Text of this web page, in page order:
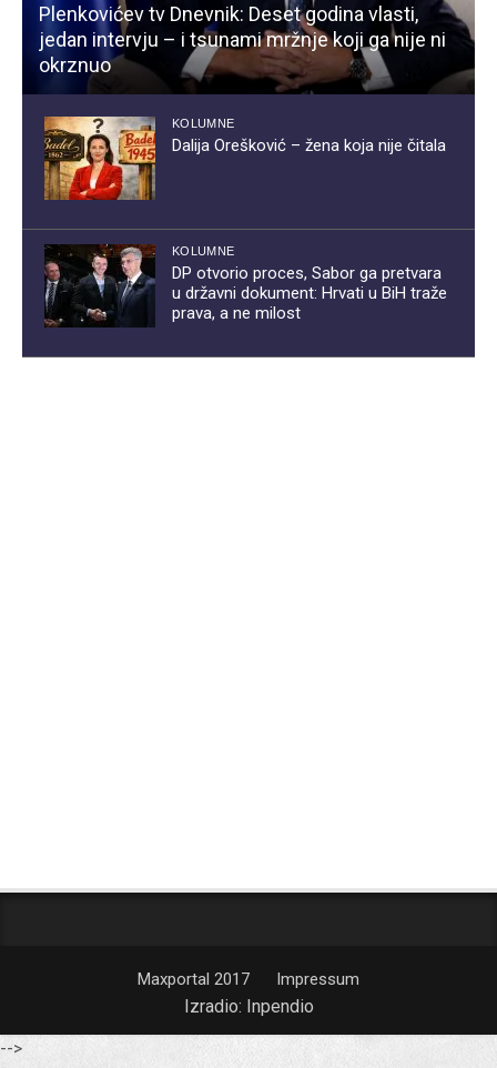
Plenkovićev tv Dnevnik: Deset godina vlasti,
jedan intervju – i tsunami mržnje koji ga nije ni
okrznuo
KOLUMNE
Dalija Orešković – žena koja nije čitala
KOLUMNE
DP otvorio proces, Sabor ga pretvara
u državni dokument: Hrvati u BiH traže
prava, a ne milost
Maxportal 2017 Impressum
Izradio: Inpendio
-->